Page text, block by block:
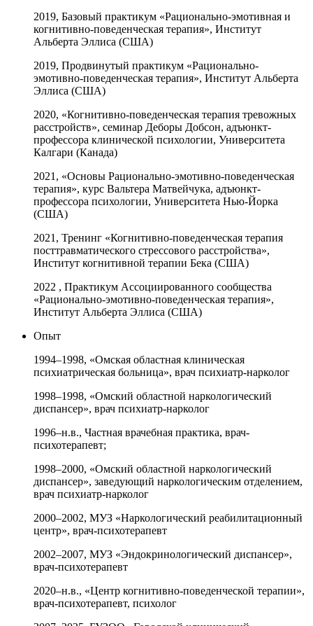
2019, Базовый практикум «Рационально-эмотивная и
когнитивно-поведенческая терапия», Институт
Альберта Эллиса (США)
2019, Продвинутый практикум «Рационально-
эмотивно-поведенческая терапия», Институт Альберта
Эллиса (США)
2020, «Когнитивно-поведенческая терапия тревожных
расстройств», семинар Деборы Добсон, адъюнкт-
профессора клинической психологии, Университета
Калгари (Канада)
2021, «Основы Рационально-эмотивно-поведенческая
терапия», курс Вальтера Матвейчука, адъюнкт-
профессора психологии, Университета Нью-Йорка
(США)
2021, Тренинг «Когнитивно-поведенческая терапия
посттравматического стрессового расстройства»,
Институт когнитивной терапии Бека (США)
2022 , Практикум Ассоциированного сообщества
«Рационально-эмотивно-поведенческая терапия»,
Институт Альберта Эллиса (США)
Опыт
1994–1998, «Омская областная клиническая
психиатрическая больница», врач психиатр-нарколог
1998–1998, «Омский областной наркологический
диспансер», врач психиатр-нарколог
1996–н.в., Частная врачебная практика, врач-
психотерапевт;
1998–2000, «Омский областной наркологический
диспансер», заведующий наркологическим отделением,
врач психиатр-нарколог
2000–2002, МУЗ «Наркологический реабилитационный
центр», врач-психотерапевт
2002–2007, МУЗ «Эндокринологический диспансер»,
врач-психотерапевт
2020–н.в., «Центр когнитивно-поведенческой терапии»,
врач-психотерапевт, психолог